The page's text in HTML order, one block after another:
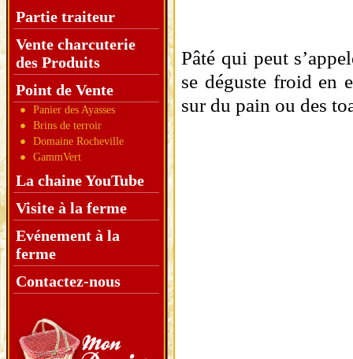
Partie traiteur
Vente charcuterie
des Produits
Point de Vente
Panier des Ayasses
Brins de terroir
Domaine Rocheville
GammVert
La chaine YouTube
Visite à la ferme
Evénement à la
ferme
Contactez-nous
Pâté qui peut
se déguste froid en
sur du pain ou des